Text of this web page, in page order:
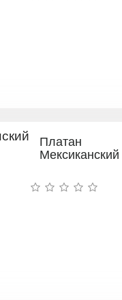
Платан
Мексиканский